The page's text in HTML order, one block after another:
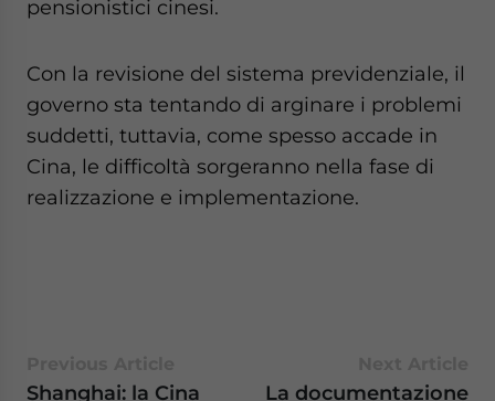
pensionistici cinesi.
Con la revisione del sistema previdenziale, il
governo sta tentando di arginare i problemi
suddetti, tuttavia, come spesso accade in
Cina, le difficoltà sorgeranno nella fase di
realizzazione e implementazione.
Shanghai: la Cina
La documentazione